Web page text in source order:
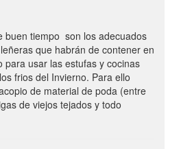
buen tiempo son los adecuados
que habrán de contener en
para usar las estufas y cocinas
frios del Invierno. Para ello
de material de poda (entre
de viejos tejados y todo